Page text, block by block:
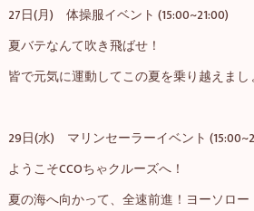
27日(月) 体操服イベント (15:00~21:00)
夏バテなんて吹き飛ばせ！
皆で元気に運動してこの夏を乗り越えまし
29日(水) マリンセーラーイベント
ようこそCCOちゃクルーズへ！
夏の海へ向かって、全速前進！ヨーソロー